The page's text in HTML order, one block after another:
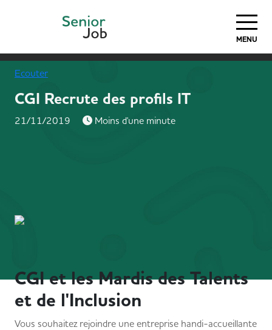
MENU
Ecouter
CGI Recrute des profils IT
21/11/2019 Moins d'une minute
CGI et les Mardis des Talents
et de l'Inclusion
Vous souhaitez rejoindre une entreprise handi-accueillante